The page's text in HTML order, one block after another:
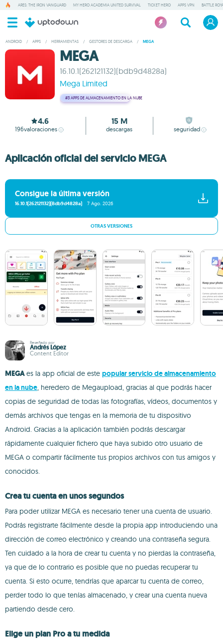
ARES: THE IRON VANGUARD MY HERO ACADEMIA UNITED SURVIVAL TICKET HERO APPS VPN BATTLE
ANDROID / APPS / HERRAMIENTAS / GESTORES DE DESCARGA / MEGA
MEGA
16.10.1(262121132)(bdb9d4828a)
Mega Limited
#3 APPS DE ALMACENAMIENTO EN LA NUBE
4.6
196valoraciones
15 M
descargas seguridad
Aplicación oficial del servicio MEGA
Consigue la última versión
16.10.1(262121132)(bdb9d4828a) 7 Ago. 2026
OTRAS VERSIONES
Reseñado por
Andrés López
Content Editor
MEGAes la app oficial de este popular servicio de almacenamiento
en la nube, heredero de Megaupload, gracias al que podrás hacer
copias de seguridad de todas las fotografías, vídeos, documentos y
demás archivos que tengas en la memoria de tu dispositivo
Android. Gracias a la aplicación también podrás descargar
rápidamente cualquier fichero que haya subido otro usuario de
MEGA o compartir fácilmente tus propios archivos con tus amigos y
conocidos.
Crea tu cuenta en unos segundos
Para poder utilizar MEGA es necesario tener una cuenta de usuario.
Podrás registrarte fácilmente desde la propia app introduciendo una
dirección de correo electrónico y creando una contraseña segura.
Ten cuidado a la hora de crear tu cuenta y no pierdas la contraseña,
ya que de lo contrario es posible que no puedas recuperar tu
cuenta. Si esto ocurre, tendrías que aparcar tu cuenta de correo,
perder todo lo que tenías almacenado, y crear una cuenta nueva
partiendo desde cero.
Elige un plan Pro a tu medida